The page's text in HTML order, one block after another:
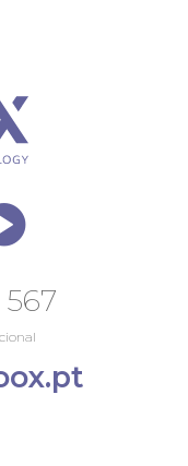
567